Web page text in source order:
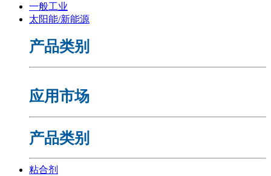
一般工业
太阳能/新能源
产品类别
应用市场
产品类别
粘合剂